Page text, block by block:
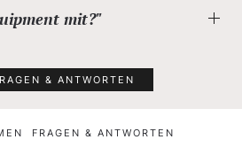
mit?"
& ANTWORTEN
FRAGEN & ANTWORTEN